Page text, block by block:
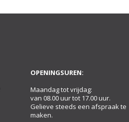
OPENINGSUREN:
Maandag tot vrijdag:
van 08.00 uur tot 17.00 uur.
Gelieve steeds een afspraak te
maken.